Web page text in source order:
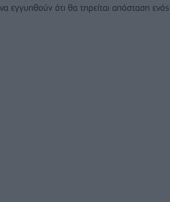
εγγυηθούν ότι θα τηρείται απόσταση ενός